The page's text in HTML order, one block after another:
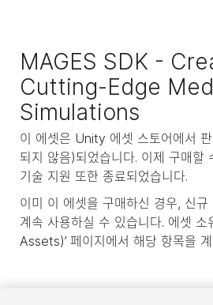
MAGES SDK -
Cutting-Edge
Simulations
이 에셋은 Unity 에셋 스토어에서
되지 않음)되었습니다. 이제 구매할
기술 지원 또한 종료되었습니다.
이미 이 에셋을 구매하신 경우, 신규
계속 사용하실 수 있습니다. 에셋 소
Assets)’ 페이지에서 해당 항목을